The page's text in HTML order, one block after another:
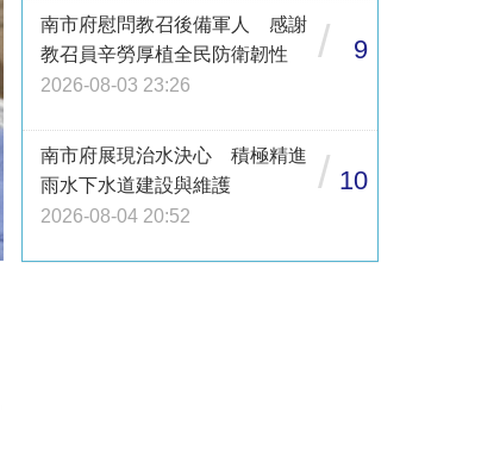
南市府慰問教召後備軍人 感謝
教召員辛勞厚植全民防衛韌性
2026-08-03 23:26
/ 9
南市府展現治水決心 積極精進
雨水下水道建設與維護
2026-08-04 20:52
/ 10